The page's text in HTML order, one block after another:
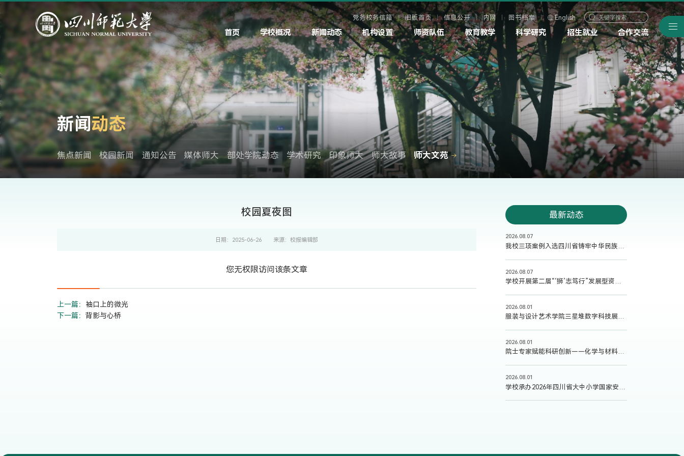
党务校务信箱 旧版首页 信息公开 内网 图书档案 English
首页 学校概况 新闻动态 机构设置 师资队伍 教育教学 科学研究 招生就业 合作交流
新闻动态
焦点新闻 校园新闻 通知公告 媒体师大 部处学院动态 学术研究 印象师大 师大故事 师大文苑
校园夏夜图
日期：2025-06-26 来源：校报编辑部
您无权限访问该条文章
上一篇： 袖口上的微光
下一篇： 背影与心桥
最新动态
2026.08.07
2026.08.07
学校开展第二届“‘狮’志笃行”发展型资助育人境外研学项目
2026.08.01
服装与设计艺术学院三星堆数字科技展亮相APEC数字周
2026.08.01
院士专家赋能科研创新——化学与材料科学学院举办高水平化学学科学术报告会
2026.08.01